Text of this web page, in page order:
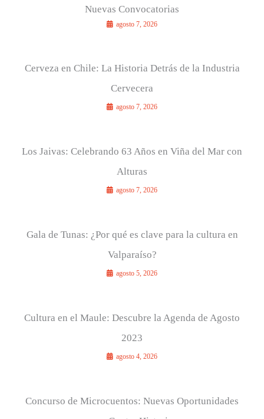
Nuevas Convocatorias
agosto 7, 2026
Cerveza en Chile: La Historia Detrás de la Industria
Cervecera
agosto 7, 2026
Los Jaivas: Celebrando 63 Años en Viña del Mar con
Alturas
agosto 7, 2026
Gala de Tunas: ¿Por qué es clave para la cultura en
Valparaíso?
agosto 5, 2026
Cultura en el Maule: Descubre la Agenda de Agosto
2023
agosto 4, 2026
Concurso de Microcuentos: Nuevas Oportunidades